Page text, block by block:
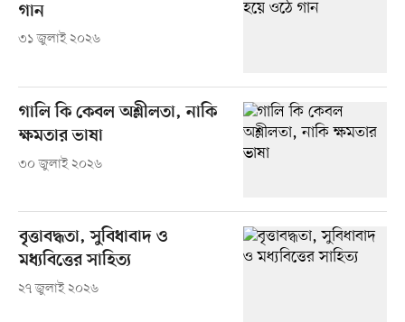
গান
৩১ জুলাই ২০২৬
গালি কি কেবল অশ্লীলতা, নাকি
ক্ষমতার ভাষা
৩০ জুলাই ২০২৬
বৃত্তাবদ্ধতা, সুবিধাবাদ ও
মধ্যবিত্তের সাহিত্য
২৭ জুলাই ২০২৬